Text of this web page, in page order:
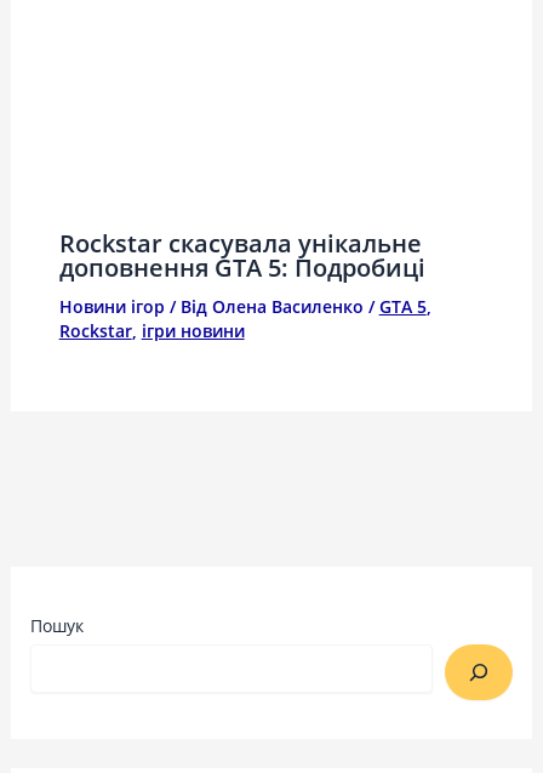
Rockstar скасувала унікальне
доповнення GTA 5: Подробиці
Новини ігор / Від Олена Василенко /GTA 5,
Rockstar, ігри новини
Пошук